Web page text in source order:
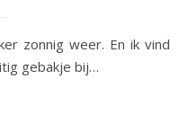
gebakje bij…